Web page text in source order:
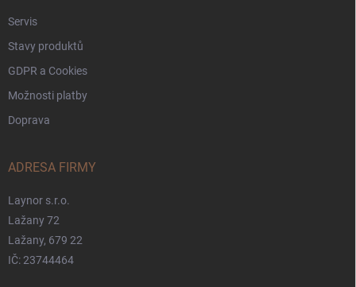
Servis
Stavy produktů
GDPR a Cookies
Možnosti platby
Doprava
ADRESA FIRMY
Laynor s.r.o.
Lažany 72
Lažany, 679 22
IČ: 23744464